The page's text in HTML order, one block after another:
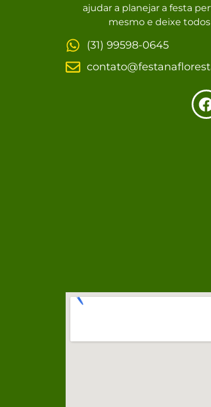
ajudar a planejar a festa
mesmo e deixe
(31) 99598-0645